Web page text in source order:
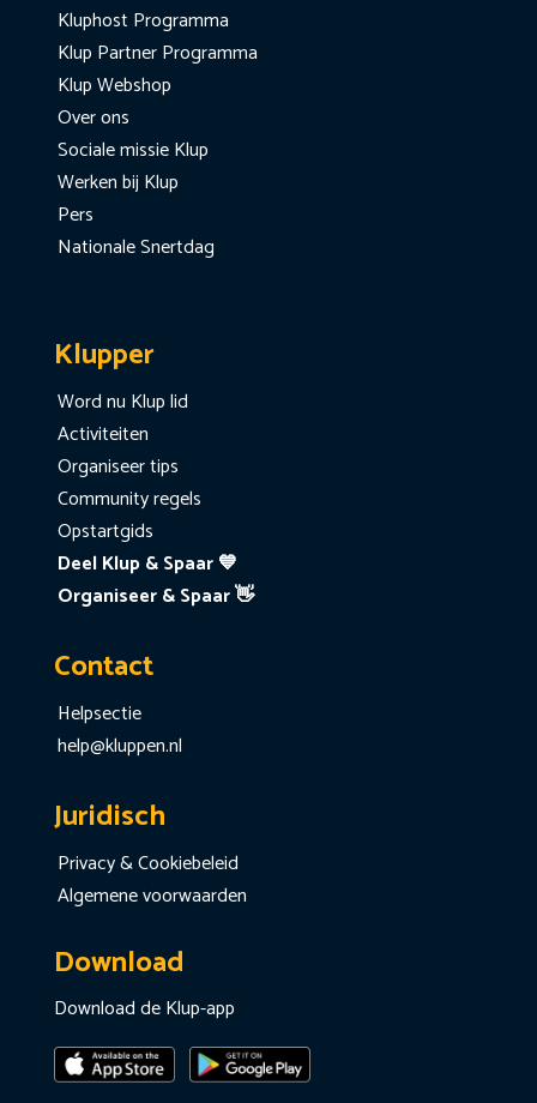
Kluphost Programma
Klup Partner Programma
Klup Webshop
Over ons
Sociale missie Klup
Werken bij Klup
Pers
Nationale Snertdag
Klupper
Word nu Klup lid
Activiteiten
Organiseer tips
Community regels
Opstartgids
Deel Klup & Spaar 💙
Organiseer & Spaar 👋
Contact
Helpsectie
help@kluppen.nl
Juridisch
Privacy & Cookiebeleid
Algemene voorwaarden
Download
Download de Klup-app